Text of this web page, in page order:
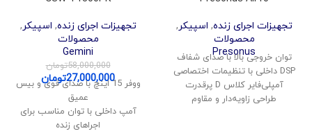
تجهیزات اجرای زنده, اسپیکر,
محصولات
Presonus
توان خروجی بالا با صدای شفاف
DSP داخلی با تنظیمات اختصاصی
آمپلی‌فایر کلاس D پرقدرت
طراحی زاویه‌دار و مقاوم
تجهیزات اجرای زنده, اسپیکر,
محصولات
Gemini
58,000,000تومان
27,000,000تومان
ووفر 15 اینچ با صدای قوی و بیس
عمیق
آمپ داخلی با توان مناسب برای
اجراهای زنده